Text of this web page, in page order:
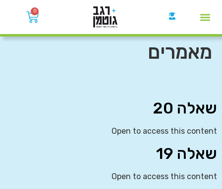
0
מאמרים
שאלה 20
Open to access this content
שאלה 19
Open to access this content